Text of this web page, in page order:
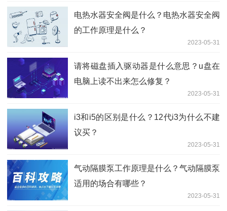
电热水器安全阀是什么？电热水器安全阀
的工作原理是什么？
2023-05-31
请将磁盘插入驱动器是什么意思？u盘在
电脑上读不出来怎么修复？
2023-05-31
i3和i5的区别是什么？12代i3为什么不建
议买？
2023-05-31
气动隔膜泵工作原理是什么？气动隔膜泵
适用的场合有哪些？
2023-05-31